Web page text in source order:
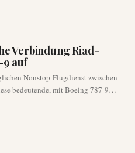
auf dem wettbewerbsintensiven
Verbindung Riad-
9 auf
Nonstop-Flugdienst zwischen
bedeutende, mit Boeing 787-9
eine wichtige Erweiterung des
Indien.